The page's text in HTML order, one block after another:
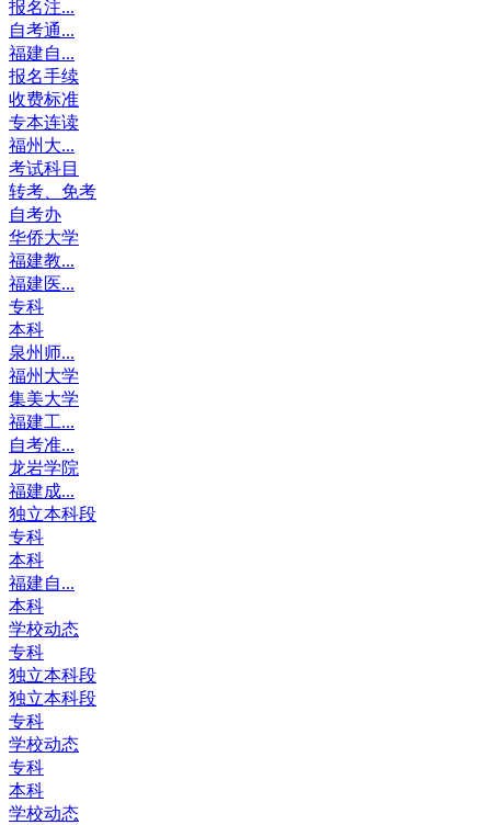
报名注...
自考通...
福建自...
报名手续
收费标准
专本连读
福州大...
考试科目
转考、免考
自考办
华侨大学
福建教...
福建医...
专科
本科
泉州师...
福州大学
集美大学
福建工...
自考准...
龙岩学院
福建成...
独立本科段
专科
本科
福建自...
本科
学校动态
专科
独立本科段
独立本科段
专科
学校动态
专科
本科
学校动态